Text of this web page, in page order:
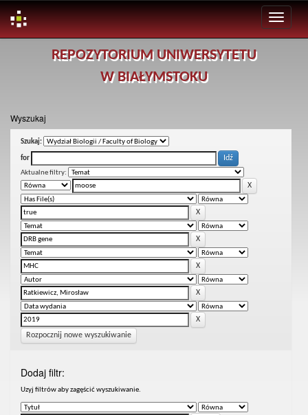
REPOZYTORIUM UNIWERSYTETU
W BIAŁYMSTOKU
Wyszukaj
Szukaj:
for
Aktualne filtry:
Rozpocznij nowe wyszukiwanie
Dodaj filtr:
Uzyj filtrów aby zagęścić wyszukiwanie.